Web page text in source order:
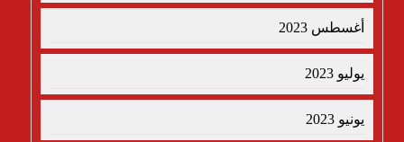
أغسطس 2023
يوليو 2023
يونيو 2023